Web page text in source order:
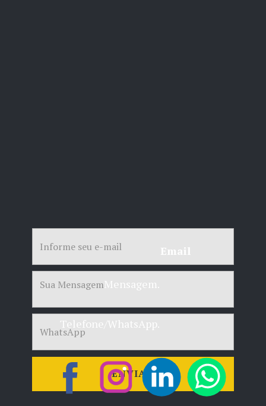
ENVIAR
Email
Mensagem.
Telefone/WhatsApp.